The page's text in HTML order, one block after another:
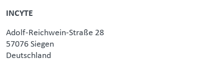
INCYTE
Adolf-Reichwein-Straße 28
57076 Siegen
Deutschland